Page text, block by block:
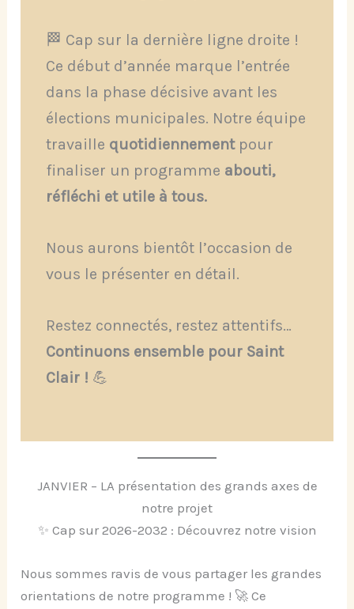
🏁 Cap sur la dernière ligne droite !
Ce début d’année marque l’entrée
dans la phase décisive avant les
élections municipales. Notre équipe
travaille quotidiennement pour
finaliser un programme abouti,
réfléchi et utile à tous.
Nous aurons bientôt l’occasion de
vous le présenter en détail.
Restez connectés, restez attentifs…
Continuons ensemble pour Saint
Clair ! 💪
JANVIER – LA présentation des grands axes de
notre projet
✨ Cap sur 2026-2032 : Découvrez notre vision
Nous sommes ravis de vous partager les grandes
orientations de notre programme ! 🚀 Ce